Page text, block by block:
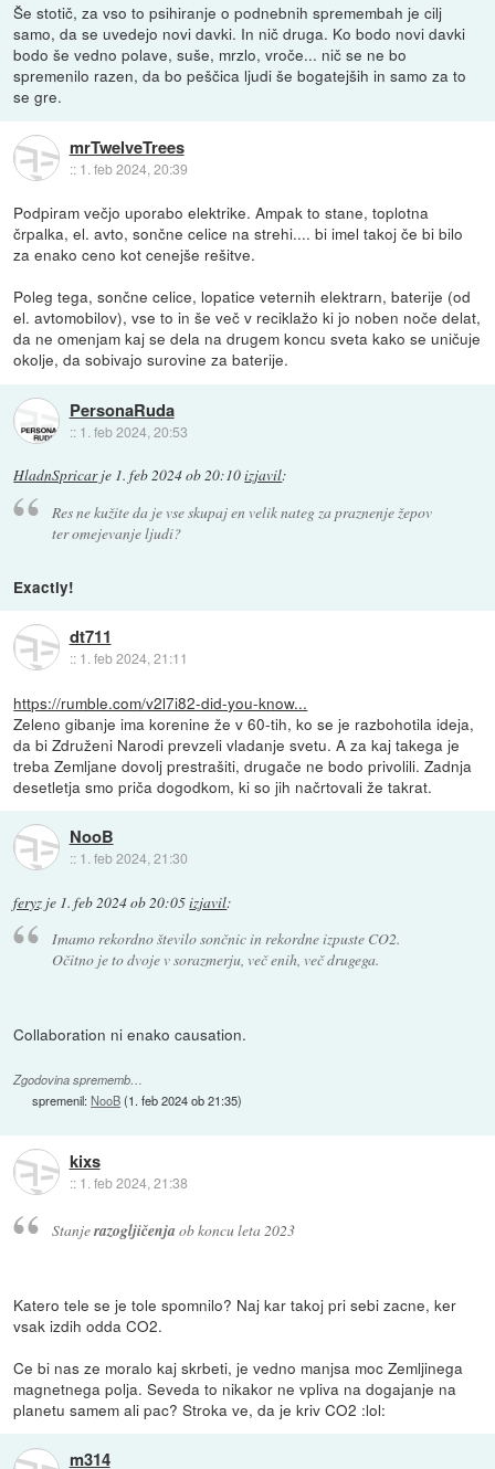
Še stotič, za vso to psihiranje o podnebnih spremembah je cilj
samo, da se uvedejo novi davki. In nič druga. Ko bodo novi davki
bodo še vedno polave, suše, mrzlo, vroče... nič se ne bo
spremenilo razen, da bo peščica ljudi še bogatejših in samo za to
se gre.
mrTwelveTrees
:: 1. feb 2024, 20:39
Podpiram večjo uporabo elektrike. Ampak to stane, toplotna
črpalka, el. avto, sončne celice na strehi.... bi imel takoj če bi bilo
za enako ceno kot cenejše rešitve.
Poleg tega, sončne celice, lopatice veternih elektrarn, baterije (od
el. avtomobilov), vse to in še več v reciklažo ki jo noben noče delat,
da ne omenjam kaj se dela na drugem koncu sveta kako se uničuje
okolje, da sobivajo surovine za baterije.
PersonaRuda
:: 1. feb 2024, 20:53
HladnSpricarje 1. feb 2024 ob 20:10izjavil:
Res ne kužite da je vse skupaj en velik nateg za praznenje žepov
ter omejevanje ljudi?
Exactly!
dt711
:: 1. feb 2024, 21:11
https://rumble.com/v2l7i82-did-you-know...
Zeleno gibanje ima korenine že v 60-tih, ko se je razbohotila ideja,
da bi Združeni Narodi prevzeli vladanje svetu. A za kaj takega je
treba Zemljane dovolj prestrašiti, drugače ne bodo privolili. Zadnja
desetletja smo priča dogodkom, ki so jih načrtovali že takrat.
NooB
:: 1. feb 2024, 21:30
feryz je 1. feb 2024 ob 20:05izjavil:
Imamo rekordno število sončnic in rekordne izpuste CO2.
Očitno je to dvoje v sorazmerju, več enih, več drugega.
Collaboration ni enako causation.
Zgodovina sprememb…
spremenil:NooB(1. feb 2024 ob 21:35)
kixs
:: 1. feb 2024, 21:38
Stanjerazogljičenja ob koncu leta 2023
Katero tele se je tole spomnilo? Naj kar takoj pri sebi zacne, ker
vsak izdih odda CO2.
Ce bi nas ze moralo kaj skrbeti, je vedno manjsa moc Zemljinega
magnetnega polja. Seveda to nikakor ne vpliva na dogajanje na
planetu samem ali pac? Stroka ve, da je kriv CO2 :lol:
m314